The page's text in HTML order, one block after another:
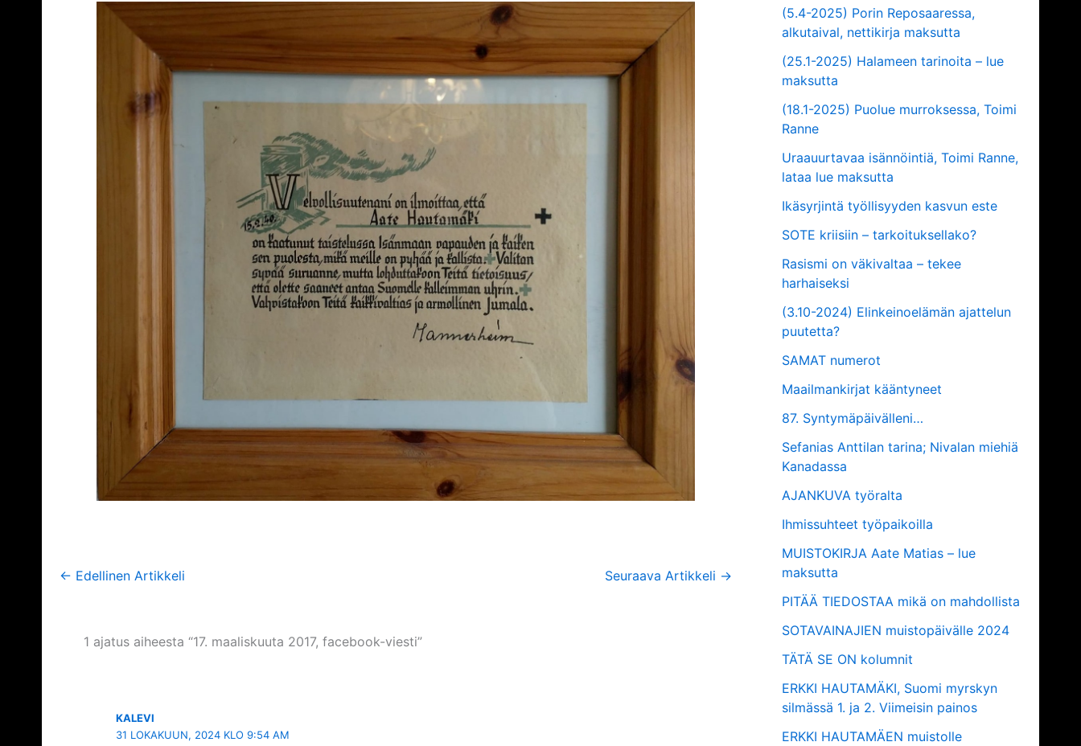
← Edellinen Artikkeli Seuraava Artikkeli →
1 ajatus aiheesta “17. maaliskuuta 2017, facebook-viesti”
KALEVI
31 LOKAKUUN, 2024 KLO 9:54 AM
(5.4-2025) Porin Reposaaressa,
alkutaival, nettikirja maksutta
(25.1-2025) Halameen tarinoita – lue
maksutta
(18.1-2025) Puolue murroksessa, Toimi
Ranne
Uraauurtavaa isännöintiä, Toimi Ranne,
lataa lue maksutta
Ikäsyrjintä työllisyyden kasvun este
SOTE kriisiin – tarkoituksellako?
Rasismi on väkivaltaa – tekee
harhaiseksi
(3.10-2024) Elinkeinoelämän ajattelun
puutetta?
SAMAT numerot
Maailmankirjat kääntyneet
87. Syntymäpäivälleni…
Sefanias Anttilan tarina; Nivalan miehiä
Kanadassa
AJANKUVA työralta
Ihmissuhteet työpaikoilla
MUISTOKIRJA Aate Matias – lue
maksutta
PITÄÄ TIEDOSTAA mikä on mahdollista
SOTAVAINAJIEN muistopäivälle 2024
TÄTÄ SE ON kolumnit
ERKKI HAUTAMÄKI, Suomi myrskyn
silmässä 1. ja 2. Viimeisin painos
ERKKI HAUTAMÄEN muistolle